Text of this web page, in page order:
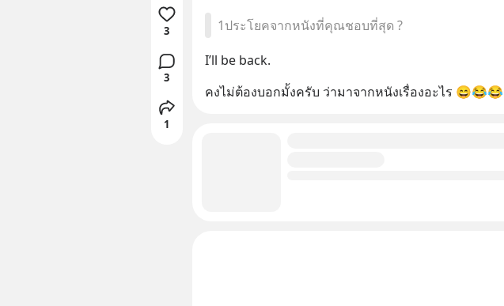
1ประโยคจากหนังที่คุณชอบที่สุด ?
I’ll be back.
คงไม่ต้องบอกมั้งครับ ว่ามาจากหนังเรื่องอะไร 😄😂😂
3
3
1